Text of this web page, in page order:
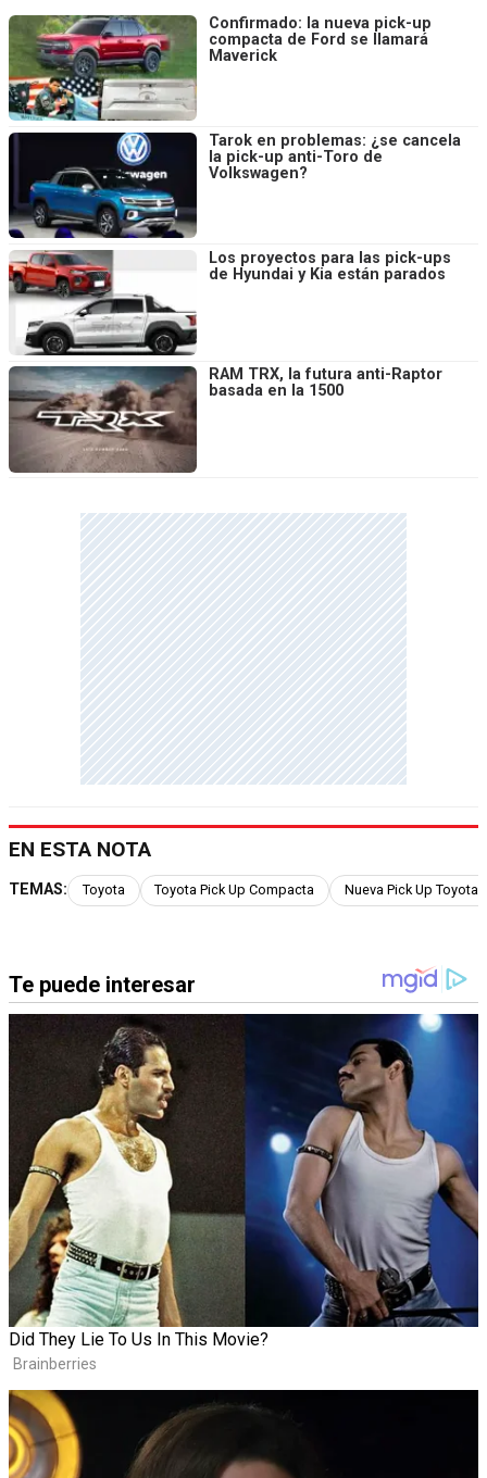
Confirmado: la nueva pick-up
compacta de Ford se llamará
Maverick
Tarok en problemas: ¿se cancela
la pick-up anti-Toro de
Volkswagen?
Los proyectos para las pick-ups
de Hyundai y Kia están parados
RAM TRX, la futura anti-Raptor
basada en la 1500
EN ESTA NOTA
TEMAS: Toyota Toyota Pick Up Compacta Nueva Pick Up Toyota